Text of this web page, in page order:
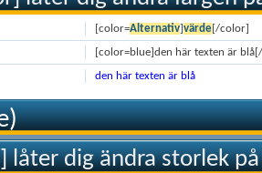
[color=Alternativ]värde[/color]
[color=blue]den här texten är
den här texten är blå
låter dig ändra storlek